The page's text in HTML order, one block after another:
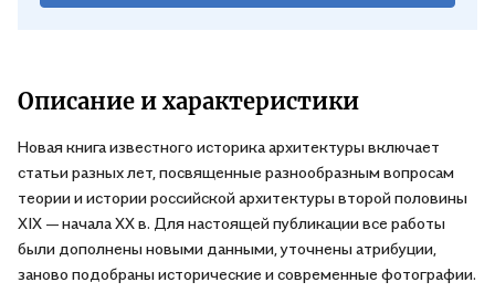
Описание и характеристики
Новая книга известного историка архитектуры включает
статьи разных лет, посвященные разнообразным вопросам
теории и истории российской архитектуры второй половины
XIX — начала ХХ в. Для настоящей публикации все работы
были дополнены новыми данными, уточнены атрибуции,
заново подобраны исторические и современные фотографии.